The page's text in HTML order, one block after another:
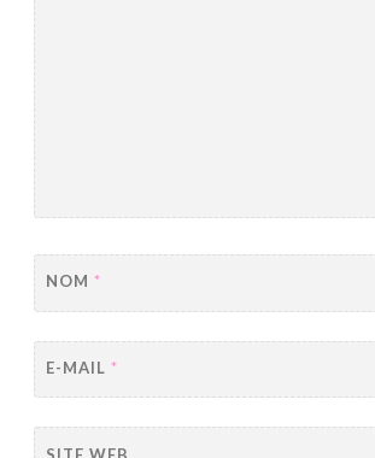
NOM *
E-MAIL *
SITE WEB